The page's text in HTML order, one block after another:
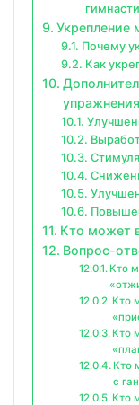
Укрепление
Почему
Как
упражнения
Кто может
Вопрос-
Кто
Кто
Кто
Кто
с
Кто